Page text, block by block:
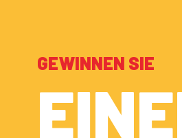
GEWINNEN SIE